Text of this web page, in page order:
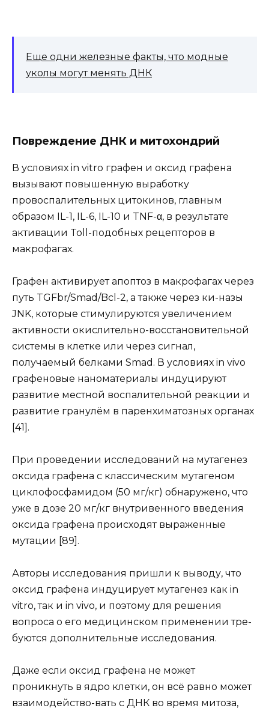
Еще одни железные факты, что модные
уколы могут менять ДНК
Повреждение ДНК и митохондрий
В условиях in vitro графен и оксид графена
вызывают повышенную выработку
провоспалительных цитокинов, главным
образом IL-1, IL-6, IL-10 и TNF-α, в результате
активации Toll-подобных рецепторов в
макрофагах.
Графен активирует апоптоз в макрофагах через
путь TGFbr/Smad/Bcl-2, а также через ки-назы
JNK, которые стимулируются увеличением
активности окислительно-восстановительной
системы в клетке или через сигнал,
получаемый белками Smad. В условиях in vivo
графеновые наноматериалы индуцируют
развитие местной воспалительной реакции и
развитие гранулём в паренхиматозных органах
[41].
При проведении исследований на мутагенез
оксида графена с классическим мутагеном
циклофосфамидом (50 мг/кг) обнаружено, что
уже в дозе 20 мг/кг внутривенного введения
оксида графена происходят выраженные
мутации [89].
Авторы исследования пришли к выводу, что
оксид графена индуцирует мутагенез как in
vitro, так и in vivo, и поэтому для решения
вопроса о его медицинском применении тре-
буются дополнительные исследования.
Даже если оксид графена не может
проникнуть в ядро клетки, он всё равно может
взаимодейство-вать с ДНК во время митоза,